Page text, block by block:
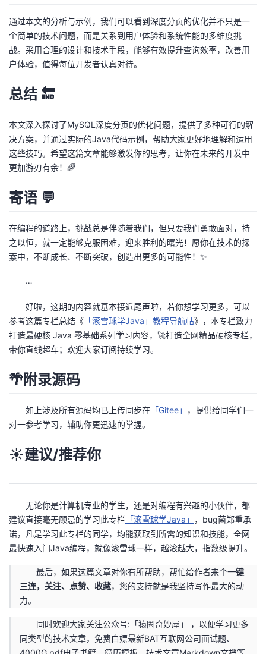
通过本文的分析与示例，我们可以看到深度分页的优化并不只是一
个简单的技术问题，而是关系到用户体验和系统性能的多维度挑
战。采用合理的设计和技术手段，能够有效提升查询效率，改善用
户体验，值得每位开发者认真对待。
总结 🔚
本文深入探讨了MySQL深度分页的优化问题，提供了多种可行的解
决方案，并通过实际的Java代码示例，帮助大家更好地理解和运用
这些技巧。希望这篇文章能够激发你的思考，让你在未来的开发中
更加游刃有余！🌈
寄语 💬
在编程的道路上，挑战总是伴随着我们，但只要我们勇敢面对，持
之以恒，就一定能够克服困难，迎来胜利的曙光！愿你在技术的探
索中，不断成长、不断突破，创造出更多的可能性！✨
…
好啦，这期的内容就基本接近尾声啦，若你想学习更多，可以
参考这篇专栏总结《 「滚雪球学Java」教程导航帖》，本专栏致力
打造最硬核 Java 零基础系列学习内容，🚀打造全网精品硬核专栏，
带你直线超车；欢迎大家订阅持续学习。
🌴附录源码
如上涉及所有源码均已上传同步在 「Gitee」
，提供给同学们一
对一参考学习，辅助你更迅速的掌握。
☀️建议/推荐你
无论你是计算机专业的学生，还是对编程有兴趣的小伙伴，都
建议直接毫无顾忌的学习此专栏 「滚雪球学Java」
，bug菌郑重承
诺，凡是学习此专栏的同学，均能获取到所需的知识和技能，全网
最快速入门Java编程，就像滚雪球一样，越滚越大，指数级提升。
最后，如果这篇文章对你有所帮助，帮忙给作者来个一键
三连，关注、点赞、收藏，您的支持就是我坚持写作最大的动
力。
同时欢迎大家关注公众号: 「猿圈奇妙屋」
，以便学习更多
同类型的技术文章，免费白嫖最新BAT互联网公司面试题、